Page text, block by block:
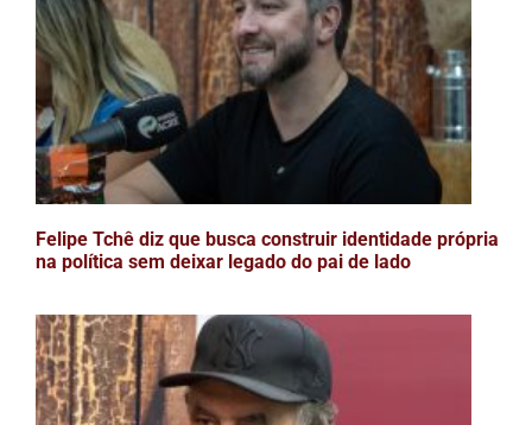
Felipe Tchê diz que busca construir identidade própria
na política sem deixar legado do pai de lado